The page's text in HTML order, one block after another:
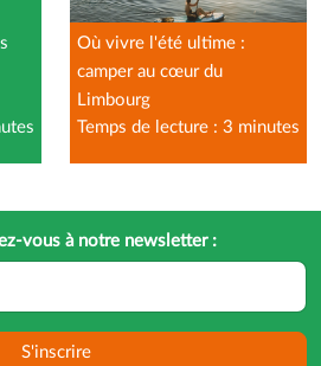
Où vivre l'été ultime :
camper au cœur du
Limbourg
Temps de lecture : 3 minutes
vous à notre newsletter :
S'inscrire